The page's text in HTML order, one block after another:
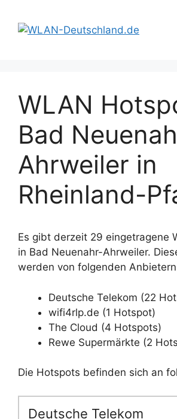
Inhalt
springen
WLAN
Bad
Ahrweiler in
Rheinland-
Es gibt derzeit 29 eingetragene
in Bad Neuenahr-Ahrweiler.
werden von folgenden
Deutsche Telekom (22
wifi4rlp.de (1 Hotspot)
The Cloud (4 Hotspots)
Rewe Supermärkte (2
Die Hotspots befinden sich an
Deutsche Telekom